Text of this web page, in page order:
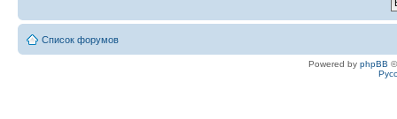
Список форумов
Powered by phpBB